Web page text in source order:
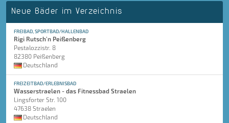
Neue Bäder im Verzeichnis
FREIBAD, SPORTBAD/HALLENBAD
Rigi Rutsch'n Peißenberg
Pestalozzistr. 8
82380 Peißenberg
Deutschland
FREIZEITBAD/ERLEBNISBAD
Wasserstraelen - das Fitnessbad Straelen
Lingsforter Str. 100
47638 Straelen
Deutschland